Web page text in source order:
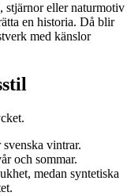
stjärnor eller naturmotiv
en historia. Då blir
med känslor
vintrar.
och sommar.
medan syntetiska